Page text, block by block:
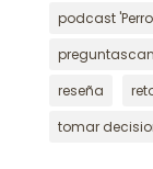
podcast
reseña
tomar